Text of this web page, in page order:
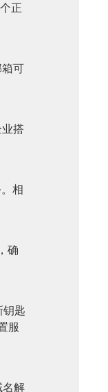
正
可
搭
相
确
钥匙
服
名解